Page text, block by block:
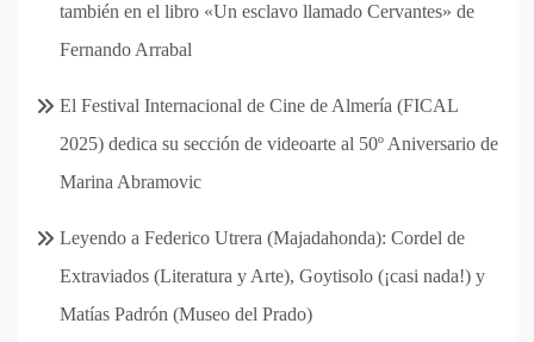
también en el libro «Un esclavo llamado Cervantes» de
Fernando Arrabal
El Festival Internacional de Cine de Almería (FICAL
2025) dedica su sección de videoarte al 50º Aniversario de
Marina Abramovic
Leyendo a Federico Utrera (Majadahonda): Cordel de
Extraviados (Literatura y Arte), Goytisolo (¡casi nada!) y
Matías Padrón (Museo del Prado)